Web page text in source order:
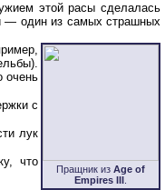
этой расы сделалась
— один из самых страшных
Пращник из Age of
Empires III
очень
с
лук
что